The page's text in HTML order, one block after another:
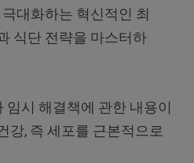
대화하는 혁신적인 최
식단 전략을 마스터하
임시 해결책에 관한 내용이
강, 즉 세포를 근본적으로